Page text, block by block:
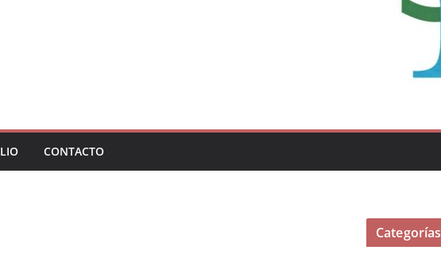
CONTACTO
Categorías